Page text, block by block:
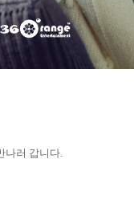
나러 갑니다.